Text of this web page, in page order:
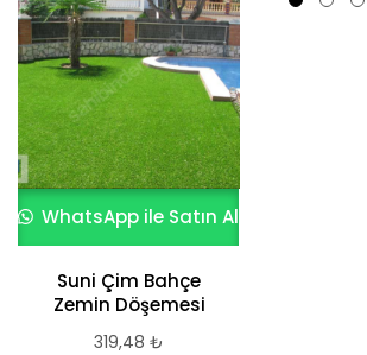
WhatsApp ile Satın Al
Suni Çim Bahçe
Zemin Döşemesi
319,48 ₺